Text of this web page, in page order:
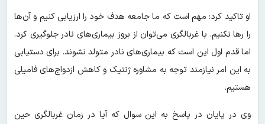
او تاکید کرد: مهم است که ما جامعه هدف خود را ارزیابی کنیم و آن‌ها
را رها نکنیم. با غربالگری می‌توان از بروز بیماری‌های نادر جلوگیری کرد.
اما قدم اول این است که بیماری‌های نادر متولد نشوند. برای دستیابی
به این امر نیازمند توجه به مشاوره ژنتیک و کاهش ازدواج‌های فامیلی
هستیم.
وی در پایان در پاسخ به این سوال که آیا در زمان غربالگری حین